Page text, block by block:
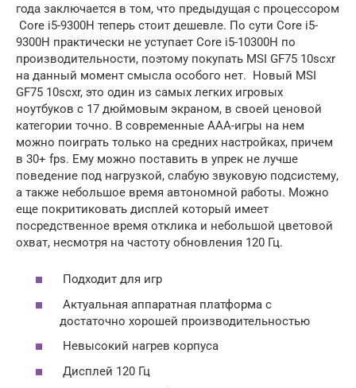
года заключается в том, что предыдущая с процессором
Core i5-9300H теперь стоит дешевле. По сути Core i5-
9300H практически не уступает Core i5-10300H по
производительности, поэтому покупать MSI GF75 10scxr
на данный момент смысла особого нет. Новый MSI
GF75 10scxr, это один из самых легких игровых
ноутбуков с 17 дюймовым экраном, в своей ценовой
категории точно. В современные AAA-игры на нем
можно поиграть только на средних настройках, причем
в 30+ fps. Ему можно поставить в упрек не лучше
поведение под нагрузкой, слабую звуковую подсистему,
а также небольшое время автономной работы. Можно
еще покритиковать дисплей который имеет
посредственное время отклика и небольшой цветовой
охват, несмотря на частоту обновления 120 Гц.
Подходит для игр
Актуальная аппаратная платформа с
достаточно хорошей производительностью
Невысокий нагрев корпуса
Дисплей 120 Гц